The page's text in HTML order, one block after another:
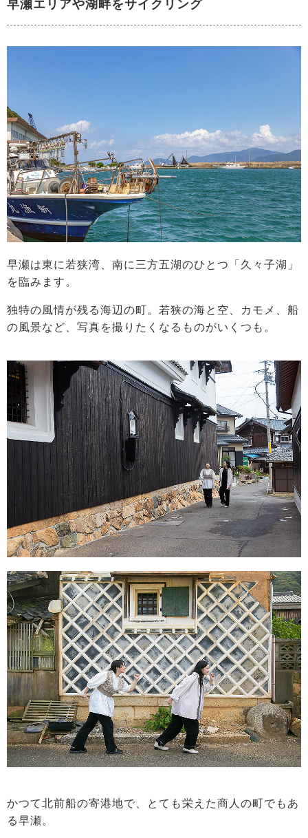
早瀬エリアや湖畔をサイクリング
早瀬は東に若狭湾、南に三方五湖のひとつ「久々子湖」
を臨みます。
独特の風情が残る海辺の町。若狭の海と空、カモメ、船
の風景など、写真を撮りたくなるものがいくつも。
かつて北前船の寄港地で、とても栄えた商人の町でもあ
る早瀬。